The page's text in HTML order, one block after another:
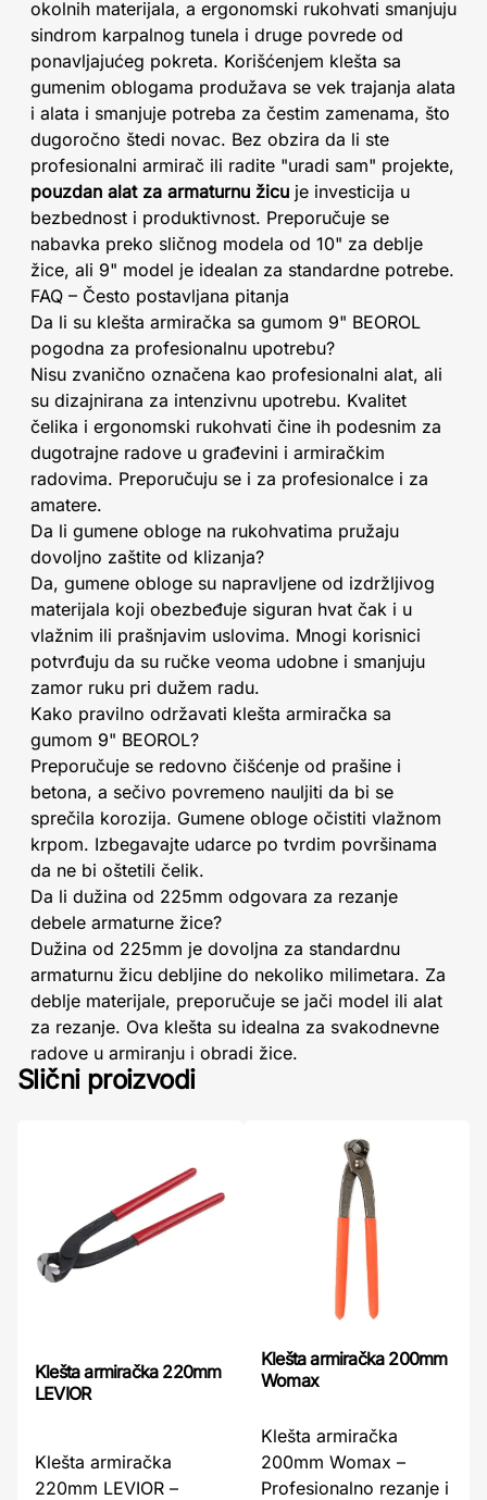
okolnih materijala, a ergonomski rukohvati smanjuju
sindrom karpalnog tunela i druge povrede od
ponavljajućeg pokreta. Korišćenjem klešta sa
gumenim oblogama produžava se vek trajanja alata
i alata i smanjuje potreba za čestim zamenama, što
dugoročno štedi novac. Bez obzira da li ste
profesionalni armirač ili radite "uradi sam" projekte,
pouzdan alat za armaturnu žicu je investicija u
bezbednost i produktivnost. Preporučuje se
nabavka preko sličnog modela od 10" za deblje
žice, ali 9" model je idealan za standardne potrebe.
FAQ – Često postavljana pitanja
Da li su klešta armiračka sa gumom 9" BEOROL
pogodna za profesionalnu upotrebu?
Nisu zvanično označena kao profesionalni alat, ali
su dizajnirana za intenzivnu upotrebu. Kvalitet
čelika i ergonomski rukohvati čine ih podesnim za
dugotrajne radove u građevini i armiračkim
radovima. Preporučuju se i za profesionalce i za
amatere.
Da li gumene obloge na rukohvatima pružaju
dovoljno zaštite od klizanja?
Da, gumene obloge su napravljene od izdržljivog
materijala koji obezbeđuje siguran hvat čak i u
vlažnim ili prašnjavim uslovima. Mnogi korisnici
potvrđuju da su ručke veoma udobne i smanjuju
zamor ruku pri dužem radu.
Kako pravilno održavati klešta armiračka sa
gumom 9" BEOROL?
Preporučuje se redovno čišćenje od prašine i
betona, a sečivo povremeno nauljiti da bi se
sprečila korozija. Gumene obloge očistiti vlažnom
krpom. Izbegavajte udarce po tvrdim površinama
da ne bi oštetili čelik.
Da li dužina od 225mm odgovara za rezanje
debele armaturne žice?
Dužina od 225mm je dovoljna za standardnu
armaturnu žicu debljine do nekoliko milimetara. Za
deblje materijale, preporučuje se jači model ili alat
za rezanje. Ova klešta su idealna za svakodnevne
radove u armiranju i obradi žice.
Slični proizvodi
Klešta armiračka 220mm
LEVIOR
Klešta armiračka
220mm LEVIOR –
Klešta armiračka 200mm
Womax
Klešta armiračka
200mm Womax –
Profesionalno rezanje i